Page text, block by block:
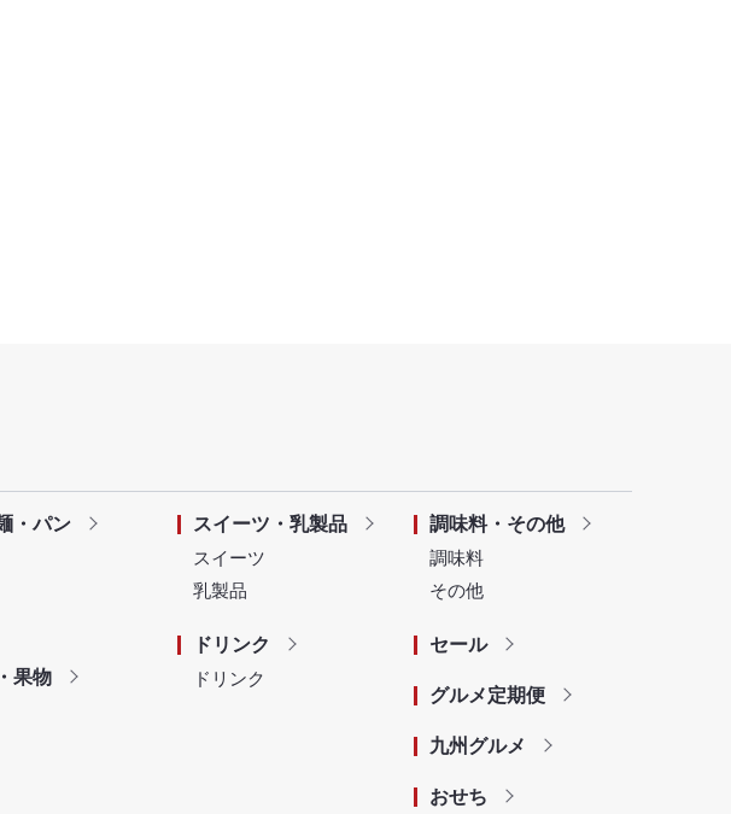
・パン
果物
スイーツ・乳製品
スイーツ
乳製品
ドリンク
ドリンク
調味料・その他
調味料
その他
セール
グルメ定期便
九州グルメ
おせち